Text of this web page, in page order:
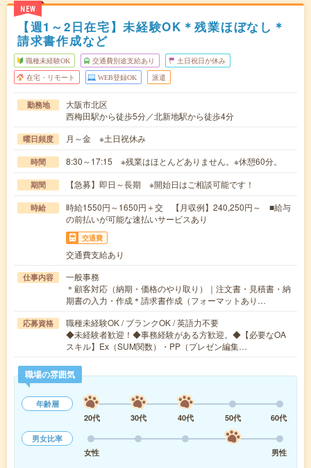
NEW
【週1～2日在宅】未経験OK＊残業ほぼなし＊
請求書作成など
職種未経験OK 交通費別途支給あり 土日祝日が休み
在宅・リモート WEB登録OK 派遣
勤務地
大阪市北区
西梅田駅から徒歩5分／北新地駅から徒歩4分
曜日頻度 月～金 ※土日祝休み
時間 8:30～17:15 ※残業はほとんどありません。※休憩60分。
期間 【急募】即日～長期 ※開始日はご相談可能です！
時給
時給1550円～1650円＋交 【月収例】240,250円～ ■給与
の前払いが可能な速払いサービスあり
交通費
交通費支給あり
仕事内容
一般事務
＊顧客対応（納期・価格のやり取り）｜注文書・見積書・納
期書の入力・作成＊請求書作成（フォーマットあり…
応募資格
職種未経験OK / ブランクOK / 英語力不要
◆未経験者歓迎！◆事務経験がある方歓迎。◆【必要なOA
スキル】Ex（SUM関数）・PP（プレゼン編集…
職場の雰囲気
年齢層
20代
30代 40代 50代
60代
男女比率
女性
男性